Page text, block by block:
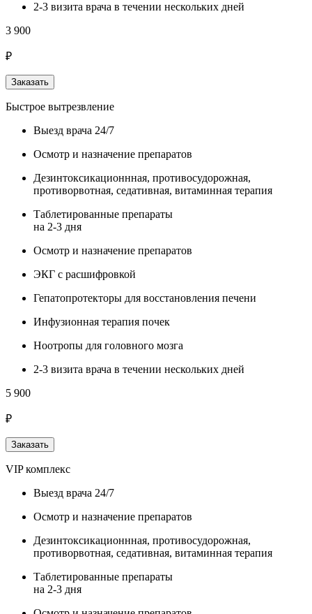
2-3 визита врача в течении нескольких дней
3 900
₽
Заказать
Быстрое вытрезвление
Выезд врача 24/7
Осмотр и назначение препаратов
Дезинтоксикационнная, противосудорожная,
противорвотная, седативная, витаминная терапия
Таблетированные препараты
на 2-3 дня
Осмотр и назначение препаратов
ЭКГ с расшифровкой
Гепатопротекторы для восстановления печени
Инфузионная терапия почек
Ноотропы для головного мозга
2-3 визита врача в течении нескольких дней
5 900
₽
Заказать
VIP комплекс
Выезд врача 24/7
Осмотр и назначение препаратов
Дезинтоксикационнная, противосудорожная,
противорвотная, седативная, витаминная терапия
Таблетированные препараты
на 2-3 дня